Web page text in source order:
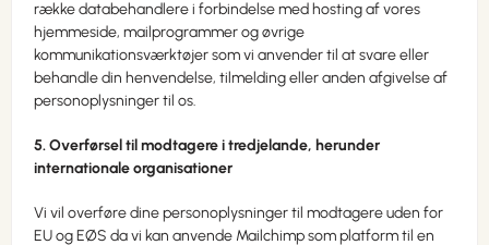
række databehandlere i forbindelse med hosting af vores
hjemmeside, mailprogrammer og øvrige
kommunikationsværktøjer som vi anvender til at svare eller
behandle din henvendelse, tilmelding eller anden afgivelse af
personoplysninger til os.
5. Overførsel til modtagere i tredjelande, herunder
internationale organisationer
Vi vil overføre dine personoplysninger til modtagere uden for
EU og EØS da vi kan anvende Mailchimp som platform til en